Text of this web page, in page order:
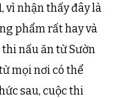
vì nhận thấy đây là
phẩm rất hay và
nấu ăn từ Sườn
mọi nơi có thể
sau, cuộc thi